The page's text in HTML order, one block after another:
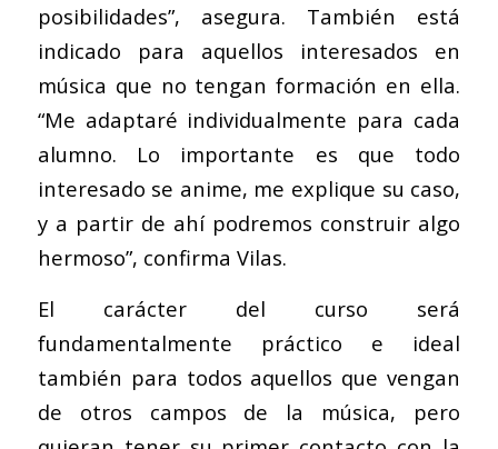
posibilidades”, asegura. También está
indicado para aquellos interesados en
música que no tengan formación en ella.
“Me adaptaré individualmente para cada
alumno. Lo importante es que todo
interesado se anime, me explique su caso,
y a partir de ahí podremos construir algo
hermoso”, confirma Vilas.
El carácter del curso será
fundamentalmente práctico e ideal
también para todos aquellos que vengan
de otros campos de la música, pero